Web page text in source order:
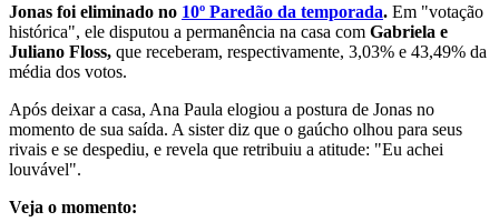
Jonas foi eliminado no 10º Paredão da temporada. Em "votação
histórica", ele disputou a permanência na casa com Gabriela e
Juliano Floss, que receberam, respectivamente, 3,03% e 43,49% da
média dos votos.
Após deixar a casa, Ana Paula elogiou a postura de Jonas no
momento de sua saída. A sister diz que o gaúcho olhou para seus
rivais e se despediu, e revela que retribuiu a atitude: "Eu achei
louvável".
Veja o momento: